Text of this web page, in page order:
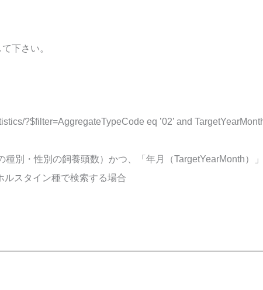
下さい。
?$filter=AggregateTypeCode eq ’02’ and
別・性別の飼養頭数）かつ、「年月（TargetYearMonth）
スタイン種で検索する場合